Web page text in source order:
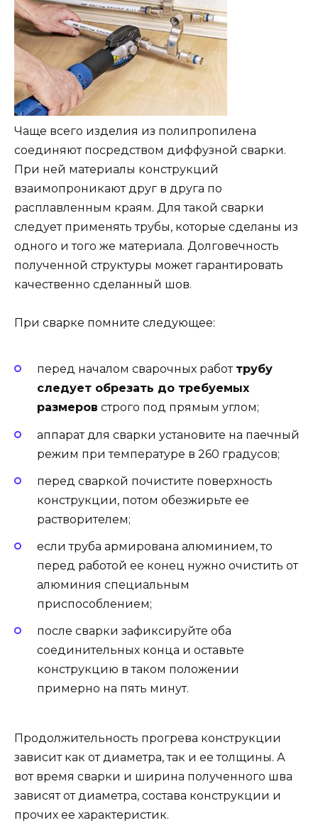
Чаще всего изделия из полипропилена
соединяют посредством диффузной сварки.
При ней материалы конструкций
взаимопроникают друг в друга по
расплавленным краям. Для такой сварки
следует применять трубы, которые сделаны из
одного и того же материала. Долговечность
полученной структуры может гарантировать
качественно сделанный шов.
При сварке помните следующее:
перед началом сварочных работ трубу
следует обрезать до требуемых
размеров строго под прямым углом;
аппарат для сварки установите на паечный
режим при температуре в 260 градусов;
перед сваркой почистите поверхность
конструкции, потом обезжирьте ее
растворителем;
если труба армирована алюминием, то
перед работой ее конец нужно очистить от
алюминия специальным
приспособлением;
после сварки зафиксируйте оба
соединительных конца и оставьте
конструкцию в таком положении
примерно на пять минут.
Продолжительность прогрева конструкции
зависит как от диаметра, так и ее толщины. А
вот время сварки и ширина полученного шва
зависят от диаметра, состава конструкции и
прочих ее характеристик.